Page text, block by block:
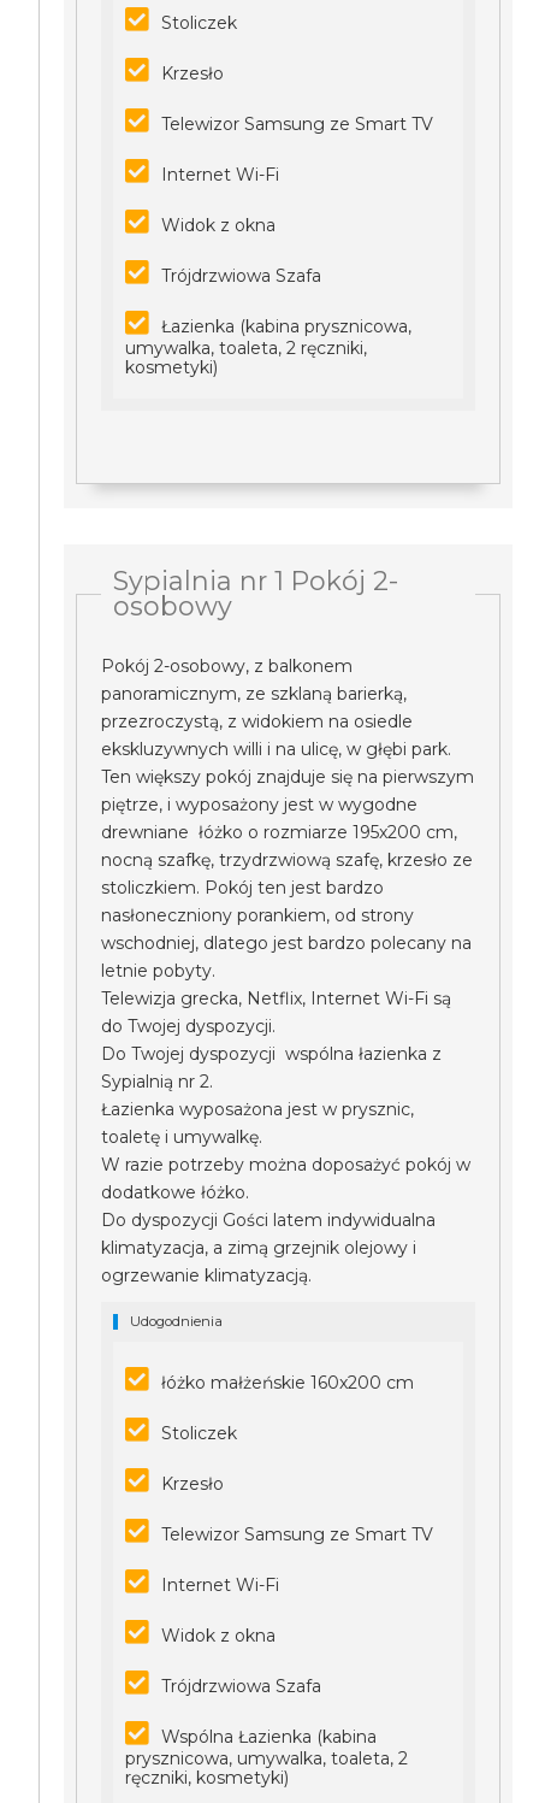
Stoliczek
Krzesło
Telewizor Samsung ze Smart TV
Internet Wi-Fi
Widok z okna
Trójdrzwiowa Szafa
Łazienka (kabina prysznicowa,
umywalka, toaleta, 2 ręczniki,
kosmetyki)
Sypialnia nr 1 Pokój 2-
osobowy
Pokój 2-osobowy, z balkonem
panoramicznym, ze szklaną barierką,
przezroczystą, z widokiem na osiedle
ekskluzywnych willi i na ulicę, w głębi park.
Ten większy pokój znajduje się na pierwszym
piętrze, i wyposażony jest w wygodne
drewniane łóżko o rozmiarze 195x200 cm,
nocną szafkę, trzydrzwiową szafę, krzesło ze
stoliczkiem. Pokój ten jest bardzo
nasłoneczniony porankiem, od strony
wschodniej, dlatego jest bardzo polecany na
letnie pobyty.
Telewizja grecka, Netflix, Internet Wi-Fi są
do Twojej dyspozycji.
Do Twojej dyspozycji wspólna łazienka z
Sypialnią nr 2.
Łazienka wyposażona jest w prysznic,
toaletę i umywalkę.
W razie potrzeby można doposażyć pokój w
dodatkowe łóżko.
Do dyspozycji Gości latem indywidualna
klimatyzacja, a zimą grzejnik olejowy i
ogrzewanie klimatyzacją.
Udogodnienia
łóżko małżeńskie 160x200 cm
Stoliczek
Krzesło
Telewizor Samsung ze Smart TV
Internet Wi-Fi
Widok z okna
Trójdrzwiowa Szafa
Wspólna Łazienka (kabina
prysznicowa, umywalka, toaleta, 2
ręczniki, kosmetyki)